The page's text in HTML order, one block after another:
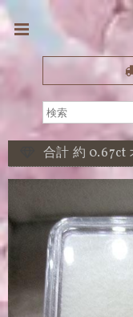
合計 約 0.67ct